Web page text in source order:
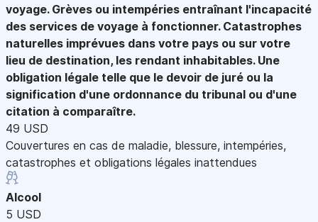
voyage. Grèves ou intempéries entraînant l'incapacité
des services de voyage à fonctionner. Catastrophes
naturelles imprévues dans votre pays ou sur votre
lieu de destination, les rendant inhabitables. Une
obligation légale telle que le devoir de juré ou la
signification d'une ordonnance du tribunal ou d'une
citation à comparaître.
49 USD
Couvertures en cas de maladie, blessure, intempéries,
catastrophes et obligations légales inattendues
Alcool
5 USD